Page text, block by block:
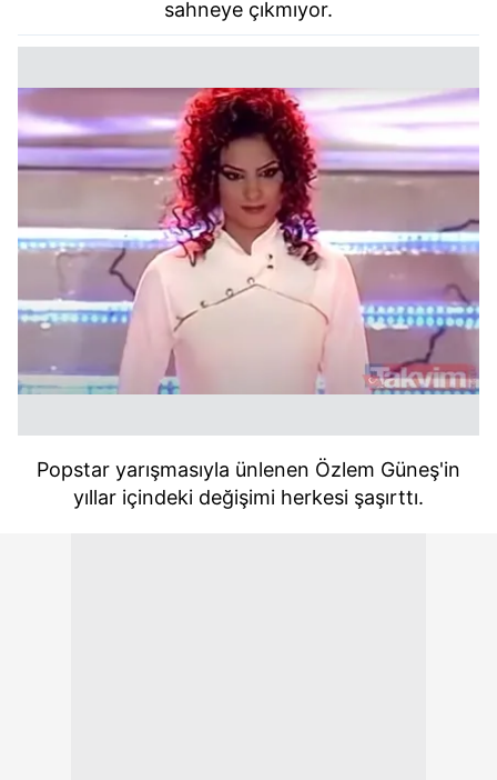
kılınması ve kişiselleştirilmesi ve sizlere yönelik
reklam/pazarlama faaliyetlerinin yapılması, amaçlarıyla
sınırlı olarak açık rızanız dahilinde kullanılacaktır.
Çerezlere ilişkin tercihlerinizi aşağıda yer alan panel
vasıtasıyla belirleyebilirsiniz. Çerezlere ilişkin detaylı bilgi
için Ayarlar butonuna tıklayabilir, Çerez Bilgilendirme
Metnimizi
ziyaret edebilirsiniz.
6698 sayılı Kişisel Verilerin Korunması Kanunu uyarınca
hazırlanmış Aydınlatma Metnimizi okumak ve sitemizde
sahneye çıkmıyor.
Popstar yarışmasıyla ünlenen Özlem Güneş'in
yıllar içindeki değişimi herkesi şaşırttı.